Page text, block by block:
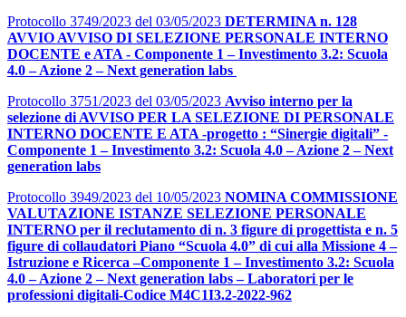
Protocollo 3749/2023 del 03/05/2023 DETERMINA n. 128
AVVIO AVVISO DI SELEZIONE PERSONALE INTERNO
DOCENTE e ATA - Componente 1 – Investimento 3.2: Scuola
4.0 – Azione 2 – Next generation labs
Protocollo 3751/2023 del 03/05/2023 Avviso interno per la
selezione di AVVISO PER LA SELEZIONE DI PERSONALE
INTERNO DOCENTE E ATA -progetto : “Sinergie digitali” -
Componente 1 – Investimento 3.2: Scuola 4.0 – Azione 2 – Next
generation labs
Protocollo 3949/2023 del 10/05/2023 NOMINA COMMISSIONE
VALUTAZIONE ISTANZE SELEZIONE PERSONALE
INTERNO per il reclutamento di n. 3 figure di progettista e n. 5
figure di collaudatori Piano “Scuola 4.0” di cui alla Missione 4 –
Istruzione e Ricerca –Componente 1 – Investimento 3.2: Scuola
4.0 – Azione 2 – Next generation labs – Laboratori per le
professioni digitali-Codice M4C1I3.2-2022-962